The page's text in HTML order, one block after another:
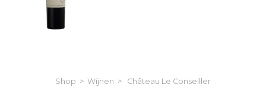
Shop > Wijnen > Château Le Conseiller